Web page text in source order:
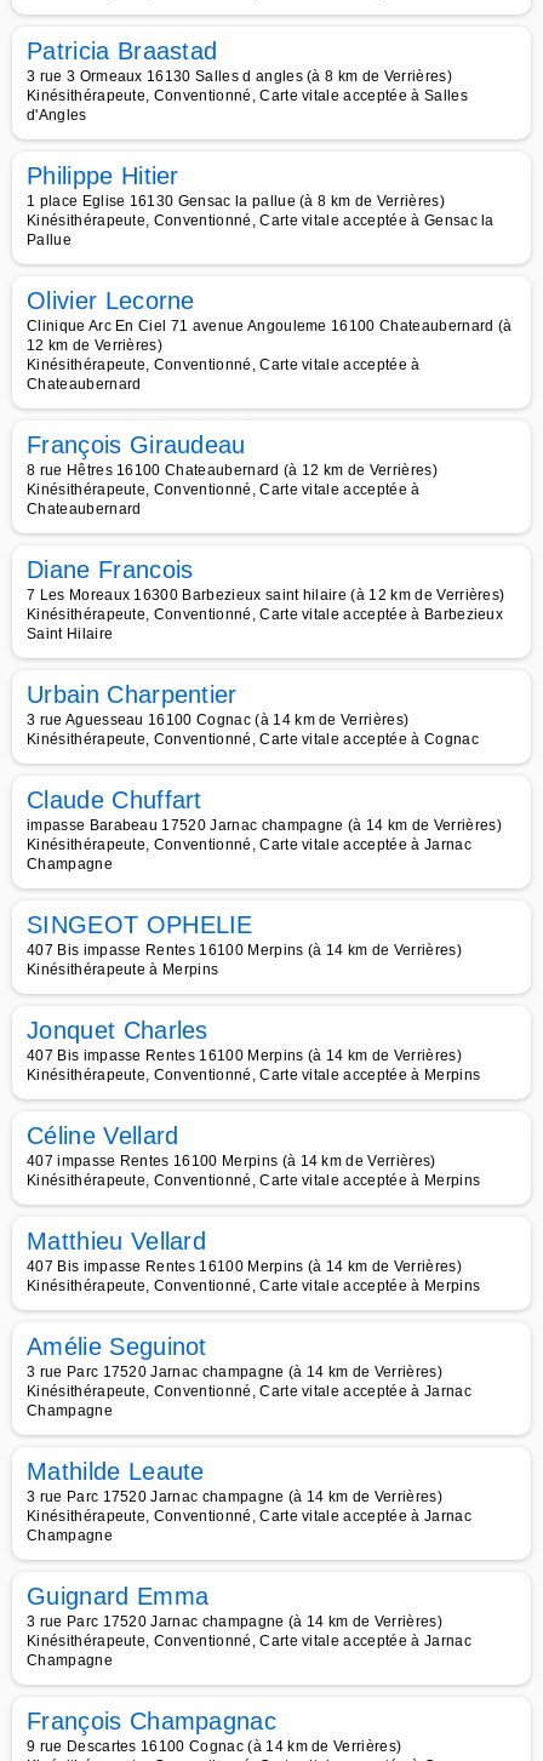
Patricia Braastad
3 rue 3 Ormeaux 16130 Salles d angles (à 8 km de Verrières)
Kinésithérapeute, Conventionné, Carte vitale acceptée à Salles
d'Angles
Philippe Hitier
1 place Eglise 16130 Gensac la pallue (à 8 km de Verrières)
Kinésithérapeute, Conventionné, Carte vitale acceptée à Gensac la
Pallue
Olivier Lecorne
Clinique Arc En Ciel 71 avenue Angouleme 16100 Chateaubernard (à
12 km de Verrières)
Kinésithérapeute, Conventionné, Carte vitale acceptée à
Chateaubernard
François Giraudeau
8 rue Hêtres 16100 Chateaubernard (à 12 km de Verrières)
Kinésithérapeute, Conventionné, Carte vitale acceptée à
Chateaubernard
Diane Francois
7 Les Moreaux 16300 Barbezieux saint hilaire (à 12 km de Verrières)
Kinésithérapeute, Conventionné, Carte vitale acceptée à Barbezieux
Saint Hilaire
Urbain Charpentier
3 rue Aguesseau 16100 Cognac (à 14 km de Verrières)
Kinésithérapeute, Conventionné, Carte vitale acceptée à Cognac
Claude Chuffart
impasse Barabeau 17520 Jarnac champagne (à 14 km de Verrières)
Kinésithérapeute, Conventionné, Carte vitale acceptée à Jarnac
Champagne
SINGEOT OPHELIE
407 Bis impasse Rentes 16100 Merpins (à 14 km de Verrières)
Kinésithérapeute à Merpins
Jonquet Charles
407 Bis impasse Rentes 16100 Merpins (à 14 km de Verrières)
Kinésithérapeute, Conventionné, Carte vitale acceptée à Merpins
Céline Vellard
407 impasse Rentes 16100 Merpins (à 14 km de Verrières)
Kinésithérapeute, Conventionné, Carte vitale acceptée à Merpins
Matthieu Vellard
407 Bis impasse Rentes 16100 Merpins (à 14 km de Verrières)
Kinésithérapeute, Conventionné, Carte vitale acceptée à Merpins
Amélie Seguinot
3 rue Parc 17520 Jarnac champagne (à 14 km de Verrières)
Kinésithérapeute, Conventionné, Carte vitale acceptée à Jarnac
Champagne
Mathilde Leaute
3 rue Parc 17520 Jarnac champagne (à 14 km de Verrières)
Kinésithérapeute, Conventionné, Carte vitale acceptée à Jarnac
Champagne
Guignard Emma
3 rue Parc 17520 Jarnac champagne (à 14 km de Verrières)
Kinésithérapeute, Conventionné, Carte vitale acceptée à Jarnac
Champagne
François Champagnac
9 rue Descartes 16100 Cognac (à 14 km de Verrières)